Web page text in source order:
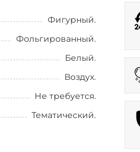
Фигурный.
Фольгированный.
Белый.
Воздух.
Не требуется.
Тематический.